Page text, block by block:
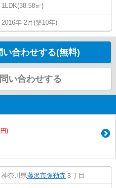
1LDK(38.58㎡)
2016年 2月(築10年)
い合わせする(無料)
い合わせする
)
神奈川県藤沢市弥勒寺 ３丁目